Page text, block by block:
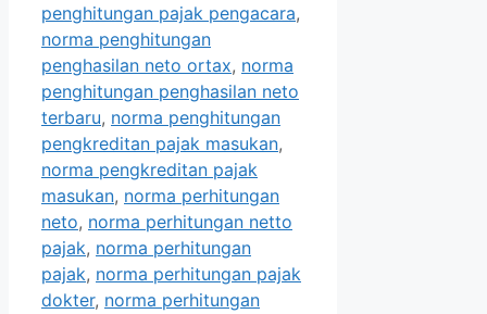
penghitungan pajak pengacara,
norma penghitungan
penghasilan neto ortax, norma
penghitungan penghasilan neto
terbaru, norma penghitungan
pengkreditan pajak masukan,
norma pengkreditan pajak
masukan, norma perhitungan
neto, norma perhitungan netto
pajak, norma perhitungan
pajak, norma perhitungan pajak
dokter, norma perhitungan